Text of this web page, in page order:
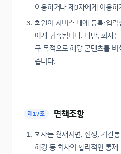
이용하거나 제3자에게 이용
회원이 서비스 내에 등록·입
에게 귀속됩니다. 다만, 회사
구 목적으로 해당 콘텐츠를
습니다.
제17조 면책조항
회사는 천재지변, 전쟁, 기간
해킹 등 회사의 합리적인 통